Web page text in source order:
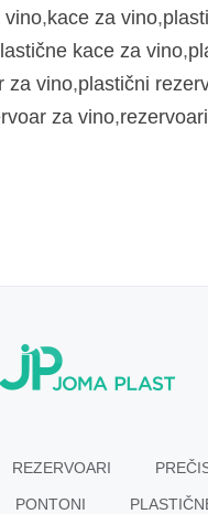
vino,kace za vino,
kace za vino,
za vino,plastični
za vino,
REZERVOARI
PONTONI